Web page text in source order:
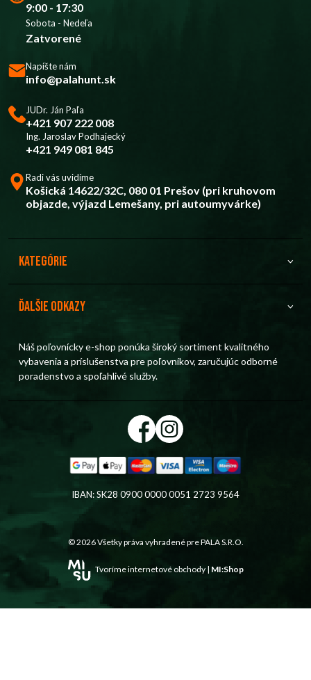
9:00 - 17:30
Sobota - Nedeľa
Zatvorené
Napíšte nám
info@palahunt.sk
JUDr. Ján Paľa
+421 907 222 008
Ing. Jaroslav Podhajecký
+421 949 081 845
Radi vás uvidíme
Košická 14622/32C, 080 01 Prešov (pri kruhovom
objazde, výjazd Lemešany, pri autoumyvárke)
Kategórie
Ďalšie odkazy
Náš poľovnícky e-shop ponúka široký sortiment kvalitného
vybavenia a príslušenstva pre poľovníkov, zaručujúc odborné
poradenstvo a spoľahlivé služby.
IBAN: SK28 0900 0000 0051 2723 9564
© 2026 Všetky práva vyhradené prePALA S.R.O.
Tvoríme internetové obchody | MI:Shop